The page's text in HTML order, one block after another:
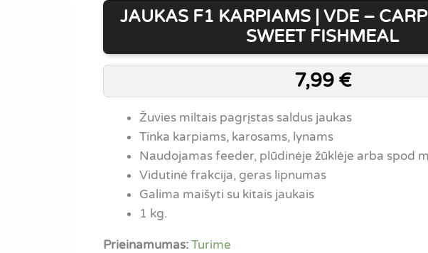
JAUKAS F1 KARPIAMS | VDE –
SWEET FISHMEAL
7,99 €
Žuvies miltais pagrįstas saldus jaukas
Tinka karpiams, karosams, lynams
Naudojamas feeder, plūdinėje žūklėje arba spod
Vidutinė frakcija, geras lipnumas
Galima maišyti su kitais jaukais
1 kg.
Prieinamumas: Turime